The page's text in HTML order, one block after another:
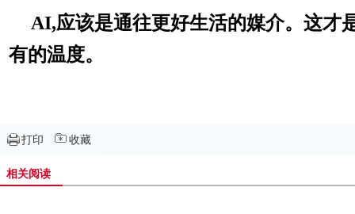
AI,应该是通往更好生活的媒介。这才
有的温度。
打印 收藏
相关阅读